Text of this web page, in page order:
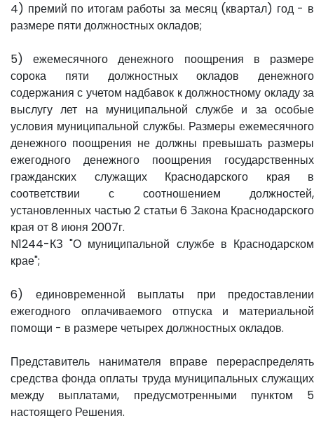
4) премий по итогам работы за месяц (квартал) год - в
размере пяти должностных окладов;
5) ежемесячного денежного поощрения в размере
сорока пяти должностных окладов денежного
содержания с учетом надбавок к должностному окладу за
выслугу лет на муниципальной службе и за особые
условия муниципальной службы. Размеры ежемесячного
денежного поощрения не должны превышать размеры
ежегодного денежного поощрения государственных
гражданских служащих Краснодарского края в
соответствии с соотношением должностей,
установленных частью 2 статьи 6 Закона Краснодарского
края от 8 июня 2007г.
N1244-КЗ "О муниципальной службе в Краснодарском
крае";
6) единовременной выплаты при предоставлении
ежегодного оплачиваемого отпуска и материальной
помощи - в размере четырех должностных окладов.
Представитель нанимателя вправе перераспределять
средства фонда оплаты труда муниципальных служащих
между выплатами, предусмотренными пунктом 5
настоящего Решения.